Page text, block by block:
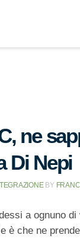
ne
Di Nepi
BY
a ognuno di
è che ne